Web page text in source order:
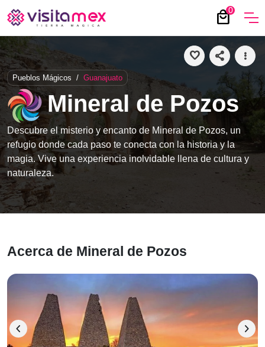
0
local_mall
favorite share more_vert
Pueblos Mágicos / Guanajuato
Mineral de Pozos
Descubre el misterio y encanto de Mineral de Pozos, un
refugio donde cada paso te conecta con la historia y la
magia. Vive una experiencia inolvidable llena de cultura y
naturaleza.
Acerca de Mineral de Pozos
chevron_left chevron_right